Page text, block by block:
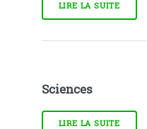
LIRE LA SUITE
Sciences
LIRE LA SUITE